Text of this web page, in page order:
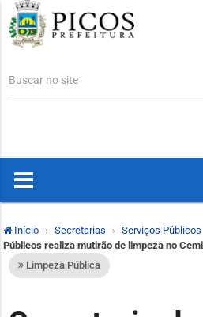
Buscar no site
Início Secretarias Serviços Públicos
Públicos realiza mutirão de limpeza no
Limpeza Pública